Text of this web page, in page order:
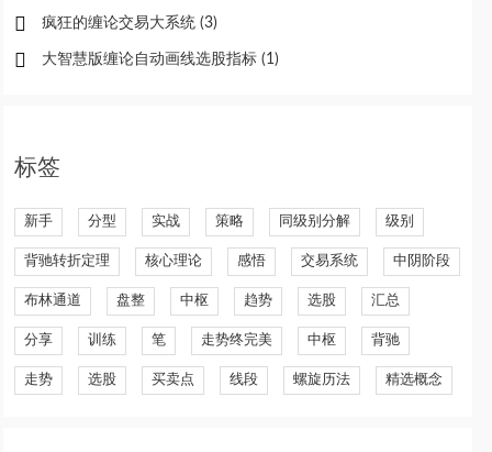
疯狂的缠论交易大系统 (3)
大智慧版缠论自动画线选股指标 (1)
标签
新手 分型 实战 策略 同级别分解 级别
背驰转折定理 核心理论 感悟 交易系统 中阴阶段
布林通道 盘整 中枢 趋势 选股 汇总
分享 训练 笔 走势终完美 中枢 背驰
走势 选股 买卖点 线段 螺旋历法 精选概念